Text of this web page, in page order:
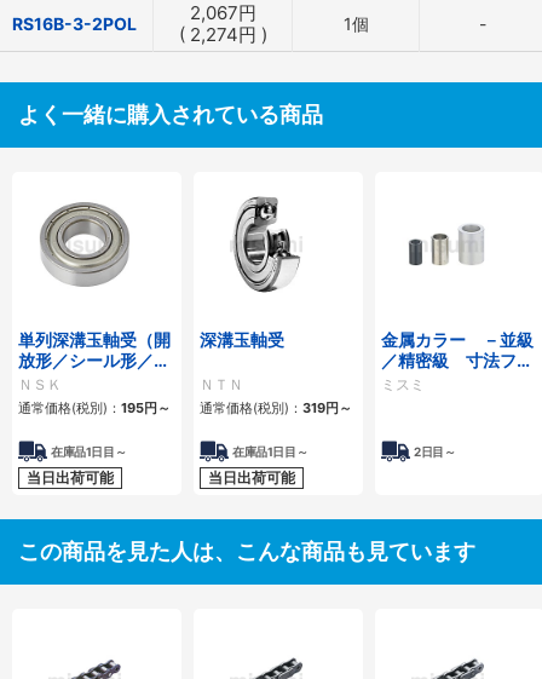
RS16B-3-2POL 2,067円
( 2,274円 ) 1個 -
よく一緒に購入されている商品
単列深溝玉軸受（開
放形／シール形／シ
ールド形）
ＮＳＫ
通常価格(税別)： 195円 ～
在庫品1日目～
当日出荷可能
深溝玉軸受
ＮＴＮ
通常価格(税別)： 319円 ～
在庫品1日目～
当日出荷可能
金属カラー －並級
／精密級 寸法フリ
ー指定タイプ－
ミスミ
2日目～
この商品を見た人は、こんな商品も見ています